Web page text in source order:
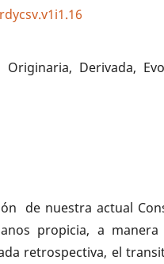
Originaria, Derivada,
de nuestra actual
propicia, a manera
retrospectiva, el